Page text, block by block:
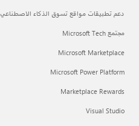
دعم تطبيقات مواقع تسوق الذكاء الاصطناعي
مجتمع Microsoft Tech
Microsoft Marketplace
Microsoft Power Platform
Marketplace Rewards
Visual Studio